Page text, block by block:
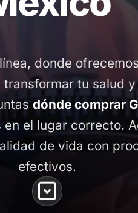
donde
tu salud
dónde comprar
en el lugar correcto.
de vida con
efectivos.